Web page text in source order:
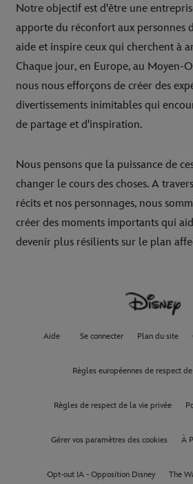
Notre objectif est d'être une
apporte du réconfort aux personnes
aide et inspire ceux qui cherchent à
Chaque jour, en Europe, au Moyen-
nous nous efforçons de créer des
divertissements inimitables qui
de partage et d'inspiration.
Nous pensons que la puissance de
changer le cours des choses. A
récits et nos personnages, nous
créer des moments importants qui
devenir plus résilients sur le plan
Aide Se connecter Plan du site
Règles européennes de respect
Règles de respect de la vie privée
Gérer vos paramètres des cookies À
Opt-out IA - Opposition Disney The